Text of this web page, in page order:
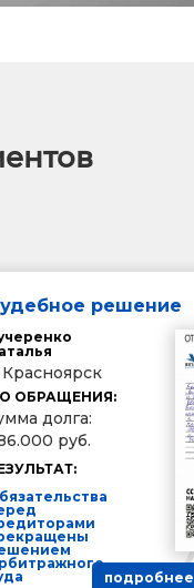
решение
Красноярск
ОБРАЩЕНИЯ:
долга:
руб.
подробнее